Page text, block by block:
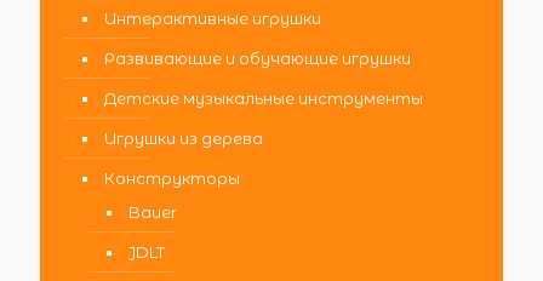
Интерактивные игрушки
Развивающие и обучающие игрушки
Детские музыкальные инструменты
Игрушки из дерева
Конструкторы
Bauer
JDLT